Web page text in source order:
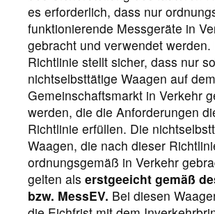
es erforderlich, dass nur
funktionierende Messgeräte in
gebracht und verwendet werden.
Richtlinie stellt sicher, dass nur
nichtselbsttätige Waagen auf
Gemeinschaftsmarkt in Verkehr
werden, die die Anforderungen
Richtlinie erfüllen. Die
Waagen, die nach dieser
ordnungsgemäß in Verkehr
gelten als erstgeeicht gemäß
bzw. MessEV. Bei diesen